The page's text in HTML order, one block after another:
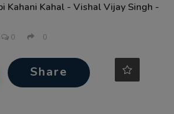
Kahani Kahal - Vishal Vijay Singh -
0 0
Share